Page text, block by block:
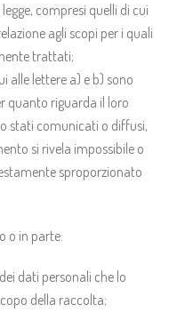
compresi quelli di cui
agli scopi per i quali
trattati;
alle lettere a) e b) sono
quanto riguarda il loro
stati comunicati o diffusi,
si rivela impossibile o
sproporzionato
o in parte:
dati personali che lo
della raccolta;